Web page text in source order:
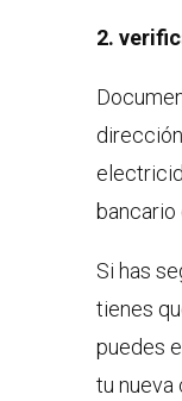
2.
bancario
Si has
tienes
puedes
tu nueva